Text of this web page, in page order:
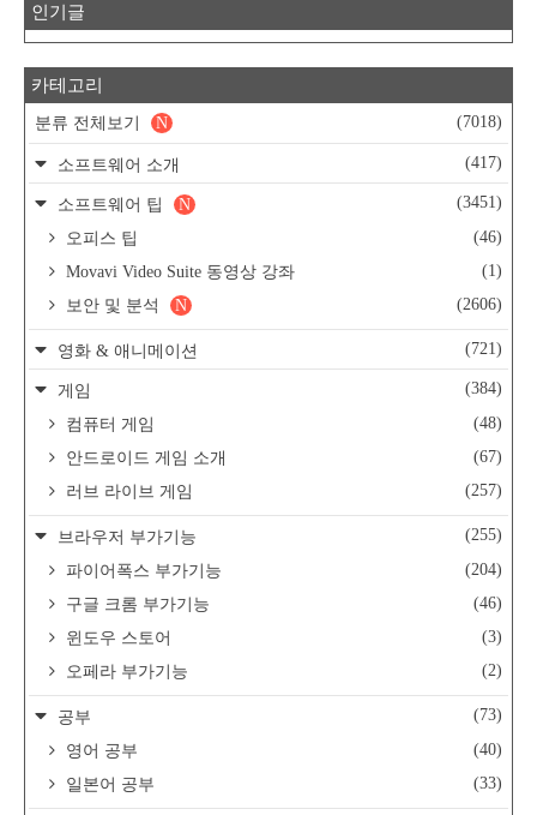
인기글
카테고리
분류 전체보기 (7018)
N
소프트웨어 소개 (417)
소프트웨어 팁 (3451)
N
오피스 팁
(46)
Movavi Video Suite 동영상 강좌
(1)
보안 및 분석
(2606)
N
영화 & 애니메이션 (721)
게임
(384)
컴퓨터 게임
(48)
안드로이드 게임 소개
(67)
러브 라이브 게임
(257)
브라우저 부가기능
(255)
파이어폭스 부가기능
(204)
구글 크롬 부가기능
(46)
윈도우 스토어
(3)
오페라 부가기능
(2)
공부
(73)
영어 공부
(40)
일본어 공부
(33)